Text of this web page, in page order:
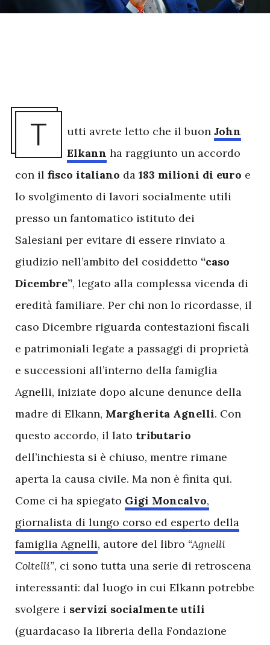
T utti avrete letto che il buon John
Elkann ha raggiunto un accordo
con il fisco italiano da 183 milioni di euro e
lo svolgimento di lavori socialmente utili
presso un fantomatico istituto dei
Salesiani per evitare di essere rinviato a
giudizio nell’ambito del cosiddetto “caso
Dicembre”, legato alla complessa vicenda di
eredità familiare. Per chi non lo ricordasse, il
caso Dicembre riguarda contestazioni fiscali
e patrimoniali legate a passaggi di proprietà
e successioni all’interno della famiglia
Agnelli, iniziate dopo alcune denunce della
madre di Elkann, Margherita Agnelli. Con
questo accordo, il lato tributario
dell’inchiesta si è chiuso, mentre rimane
aperta la causa civile. Ma non è finita qui.
Come ci ha spiegato Gigi Moncalvo,
giornalista di lungo corso ed esperto della
famiglia Agnelli, autore del libro “Agnelli
Coltelli”, ci sono tutta una serie di retroscena
interessanti: dal luogo in cui Elkann potrebbe
svolgere i servizi socialmente utili
(guardacaso la libreria della Fondazione